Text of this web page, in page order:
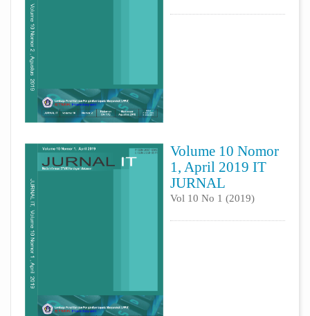
Volume 10 Nomor
1, April 2019 IT
JURNAL
Vol 10 No 1 (2019)